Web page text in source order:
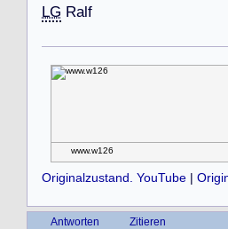
LG Ralf
www.w126
Originalzustand. YouTube |
Antworten Zitieren